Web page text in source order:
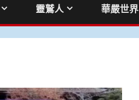
靈鷲人 華嚴世界